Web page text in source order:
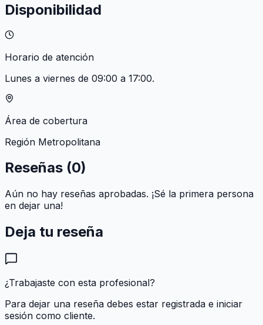
Disponibilidad
Horario de atención
Lunes a viernes de 09:00 a 17:00.
Área de cobertura
Región Metropolitana
Reseñas (0)
Aún no hay reseñas aprobadas. ¡Sé la primera persona
en dejar una!
Deja tu reseña
¿Trabajaste con esta profesional?
Para dejar una reseña debes estar registrada e iniciar
sesión como cliente.